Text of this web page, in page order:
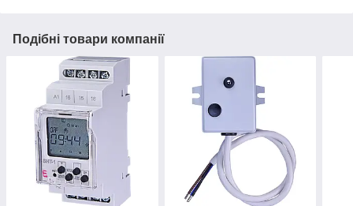
Подібні товари компанії